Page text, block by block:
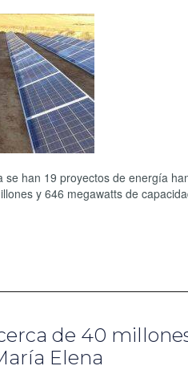
se han 19 proyectos de energía
y 646 megawatts de
de 40
Elena